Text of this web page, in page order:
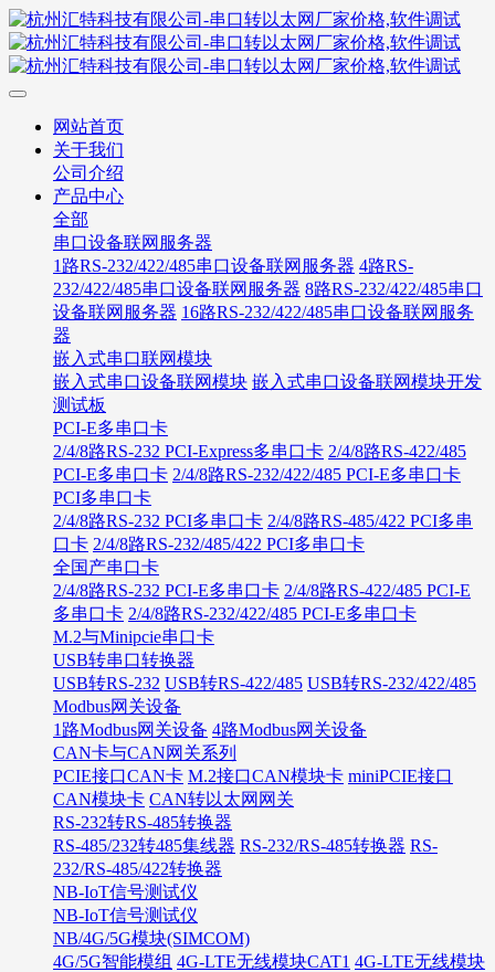
网站首页
关于我们
公司介绍
产品中心
全部
串口设备联网服务器
1路RS-232/422/485串口设备联网服务器 4路RS-
232/422/485串口设备联网服务器 8路RS-232/422/485串口
设备联网服务器 16路RS-232/422/485串口设备联网服务
器
嵌入式串口联网模块
嵌入式串口设备联网模块 嵌入式串口设备联网模块开发
测试板
PCI-E多串口卡
2/4/8路RS-232 PCI-Express多串口卡 2/4/8路RS-422/485
PCI-E多串口卡 2/4/8路RS-232/422/485 PCI-E多串口卡
PCI多串口卡
2/4/8路RS-232 PCI多串口卡 2/4/8路RS-485/422 PCI多串
口卡 2/4/8路RS-232/485/422 PCI多串口卡
全国产串口卡
2/4/8路RS-232 PCI-E多串口卡 2/4/8路RS-422/485 PCI-E
多串口卡 2/4/8路RS-232/422/485 PCI-E多串口卡
M.2与Minipcie串口卡
USB转串口转换器
USB转RS-232 USB转RS-422/485 USB转RS-232/422/485
Modbus网关设备
1路Modbus网关设备 4路Modbus网关设备
CAN卡与CAN网关系列
PCIE接口CAN卡 M.2接口CAN模块卡 miniPCIE接口
CAN模块卡 CAN转以太网网关
RS-232转RS-485转换器
RS-485/232转485集线器 RS-232/RS-485转换器 RS-
232/RS-485/422转换器
NB-IoT信号测试仪
NB-IoT信号测试仪
NB/4G/5G模块(SIMCOM)
4G/5G智能模组 4G-LTE无线模块CAT1 4G-LTE无线模块